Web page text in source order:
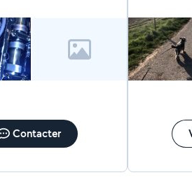
Contacter
dans